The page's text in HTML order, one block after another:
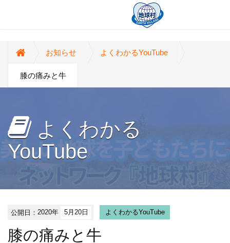
お知らせ よくわかるYouTube
膝の痛みと牛
よくわかる
YouTube
公開日：2020年 5月20日 よくわかるYouTube
膝の痛みと牛